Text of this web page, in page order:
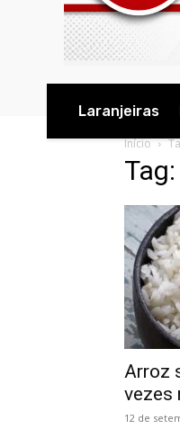
Laranjeiras
Início
Arroz
vezes
12 de